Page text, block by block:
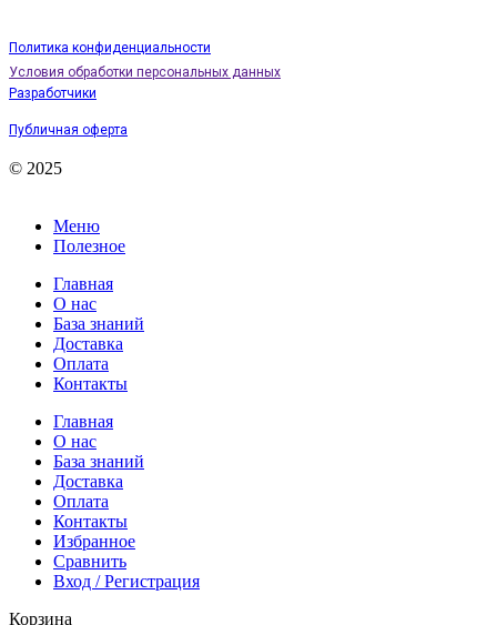
Политика конфиденциальности
Условия обработки персональных данных
Разработчики
Публичная оферта
© 2025
Меню
Полезное
Главная
О нас
База знаний
Доставка
Оплата
Контакты
Главная
О нас
База знаний
Доставка
Оплата
Контакты
Избранное
Сравнить
Вход / Регистрация
Корзина